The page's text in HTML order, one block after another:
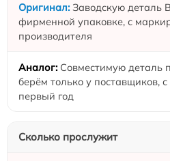
Заводскую деталь
фирменной упаковке, с
производителя
Совместимую деталь
берём только у поставщиков,
первый год
Сколько прослужит